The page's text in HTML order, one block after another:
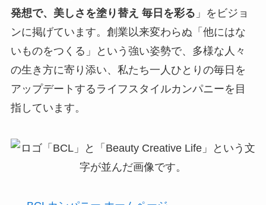
発想で、美しさを塗り替え 毎日を彩る 」をビジョ
ンに掲げています。創業以来変わらぬ「他にはな
いものをつくる」という強い姿勢で、多様な人々
の生き方に寄り添い、私たち一人ひとりの毎日を
アップデートするライフスタイルカンパニーを目
指しています。